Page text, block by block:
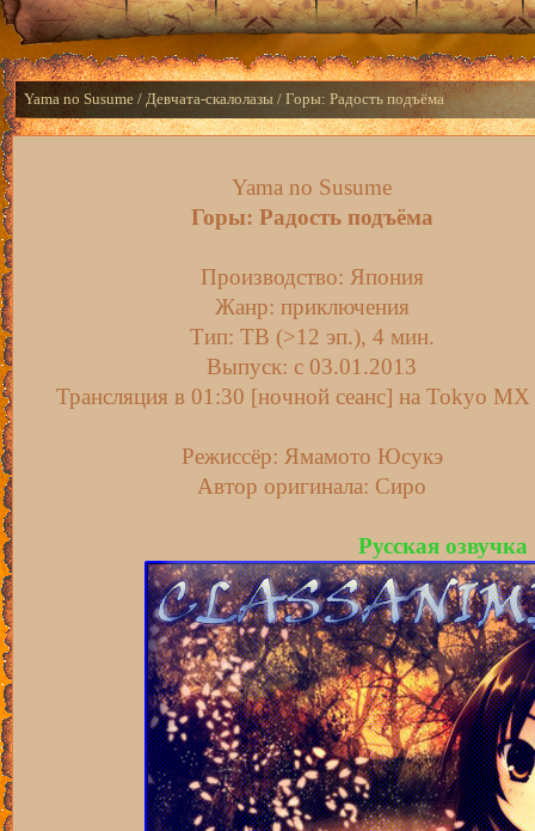
Yama no Susume / Девчата-скалолазы / Горы: Радость подъёма
Yama no Susume
Горы: Радость подъёма
Производство: Япония
Жанр: приключения
Тип: ТВ (>12 эп.), 4 мин.
Выпуск: c 03.01.2013
Трансляция в 01:30 [ночной сеанс] на Tokyo
Режиссёр: Ямамото Юсукэ
Автор оригинала: Сиро
Русская озвучка